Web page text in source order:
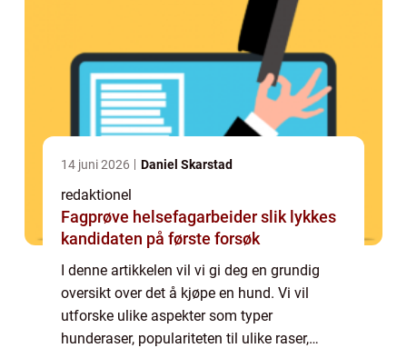
14 juni 2026 Daniel Skarstad
redaktionel
Fagprøve helsefagarbeider slik lykkes
kandidaten på første forsøk
I denne artikkelen vil vi gi deg en grundig
oversikt over det å kjøpe en hund. Vi vil
utforske ulike aspekter som typer
hunderaser, populariteten til ulike raser,